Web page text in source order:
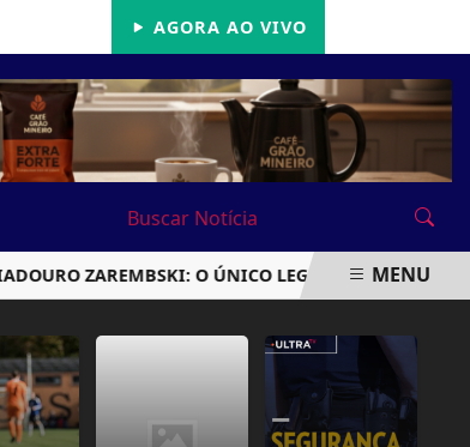
AGORA AO VIVO
ZAREMBSKI: O ÚNICO LEGALIZADO DO BRASIL
MENU